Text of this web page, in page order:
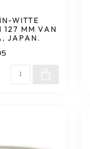
WITTE
127 MM VAN
JAPAN.